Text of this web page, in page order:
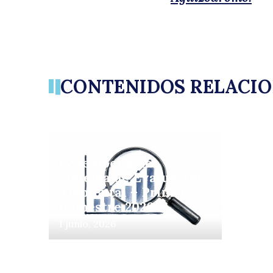
CONTENIDOS
Desempeño del
Sistema de Evaluación
Ambiental – Primer
trimestre 2026